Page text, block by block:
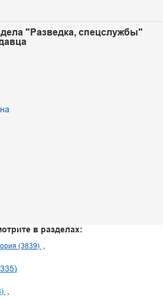
"Разведка, спецслужбы"
в разделах:
(3839)